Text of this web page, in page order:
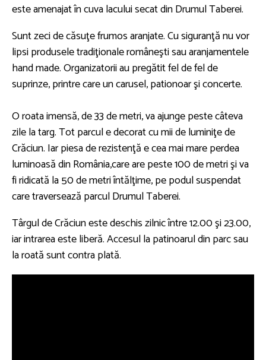
este amenajat în cuva lacului secat din Drumul Taberei.
Sunt zeci de căsuţe frumos aranjate. Cu siguranţă nu vor
lipsi produsele tradiţionale româneşti sau aranjamentele
hand made. Organizatorii au pregătit fel de fel de
suprinze, printre care un carusel, pationoar şi concerte.
O roata imensă, de 33 de metri, va ajunge peste câteva
zile la targ. Tot parcul e decorat cu mii de luminiţe de
Crăciun. Iar piesa de rezistenţă e cea mai mare perdea
luminoasă din România,care are peste 100 de metri şi va
fi ridicată la 50 de metri întălţime, pe podul suspendat
care traversează parcul Drumul Taberei.
Târgul de Crăciun este deschis zilnic între 12.00 şi 23.00,
iar intrarea este liberă. Accesul la patinoarul din parc sau
la roată sunt contra plată.